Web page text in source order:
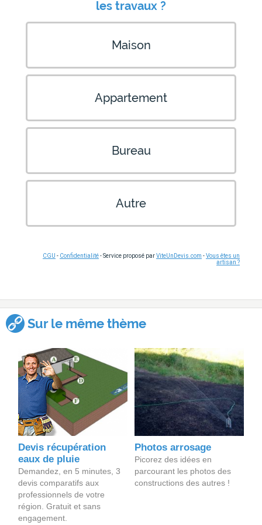
les travaux ?
Maison
Appartement
Bureau
Autre
CGU - Confidentialité- Service proposé parViteUnDevis.com -Vous êtes un
artisan ?
Sur le même thème
Devis récupération
eaux de pluie
Demandez, en 5 minutes, 3
devis comparatifs aux
professionnels de votre
région. Gratuit et sans
engagement.
Photos arrosage
Picorez des idées en
parcourant les photos des
constructions des autres !